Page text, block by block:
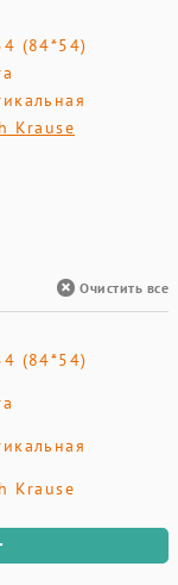
(84*54)
Krause
Очистить все
(84*54)
Krause